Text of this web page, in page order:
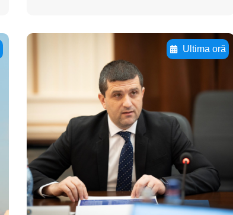
Ultima oră
Adaugă aici textul
pentru
subtitluAdaugă aici
textul pentru
subtitluAdaugă aici
textul pentru
subtitluAdaugă aici
textul pentru subti